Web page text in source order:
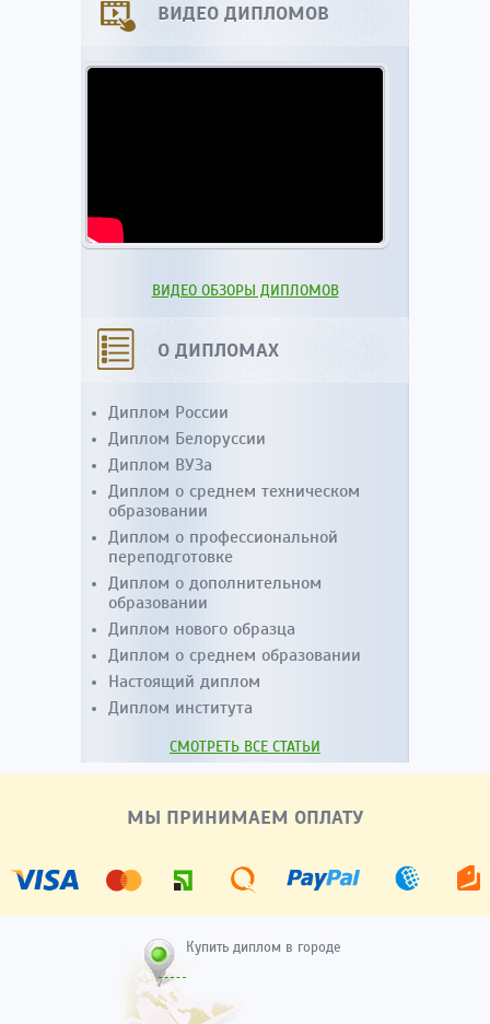
ВИДЕО ДИПЛОМОВ
ВИДЕО ОБЗОРЫ ДИПЛОМОВ
О ДИПЛОМАХ
Диплом России
Диплом Белоруссии
Диплом ВУЗа
Диплом о среднем техническом
образовании
Диплом о профессиональной
переподготовке
Диплом о дополнительном
образовании
Диплом нового образца
Диплом о среднем образовании
Настоящий диплом
Диплом института
СМОТРЕТЬ ВСЕ СТАТЬИ
МЫ ПРИНИМАЕМ ОПЛАТУ
Купить диплом в городе